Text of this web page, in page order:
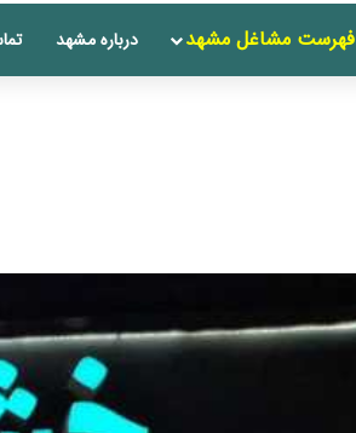
فهرست مشاغل مشهد درباره مشهد